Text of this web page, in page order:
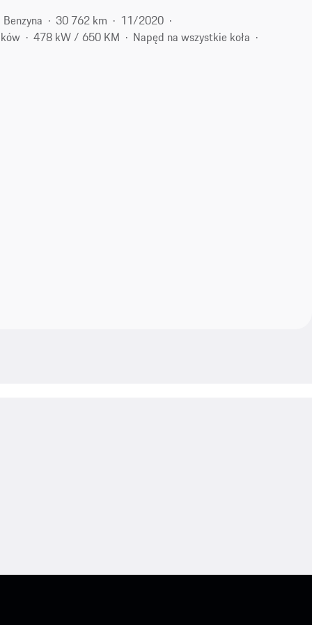
Benzyna 30 762 km
11/2020
478 kW / 650 KM
Napęd na wszystkie koła